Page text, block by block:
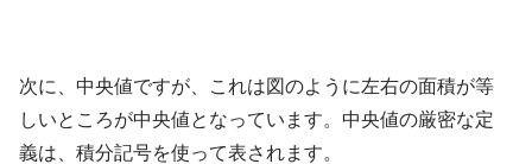
次に、中央値ですが、これは図のように左右の面積が等
しいところが中央値となっています。中央値の厳密な定
義は、積分記号を使って表されます。